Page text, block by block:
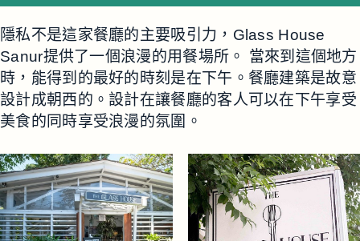
隱私不是這家餐廳的主要吸引力，Glass House
Sanur提供了一個浪漫的用餐場所。 當來到這個地方
時，能得到的最好的時刻是在下午。餐廳建築是故意
設計成朝西的。設計在讓餐廳的客人可以在下午享受
美食的同時享受浪漫的氛圍。